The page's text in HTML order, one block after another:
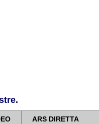
ARS DIRETTA